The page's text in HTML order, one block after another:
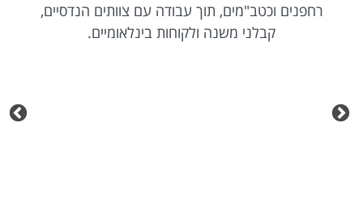
רחפנים וכטב"מים, תוך עבודה עם צוותים הנדסיים,
קבלני משנה ולקוחות בינלאומיים.